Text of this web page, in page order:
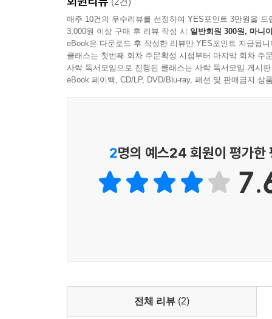
반도를 휩쓸던 시기였다. 조선공산당 본부에서 공
우리는 박헌영의 입장에서 생각해볼 필요가 있다.
의 가장 민감한 정보기관인 민간통신검열단의 서
지사 전속 통역관이자 경기도 공보과 고문으로
년 전의 친구이자 동지의 재회였으나, 객관적으
직위?입장 간의 간극이 현저하게 컸다. 박헌영은
[현앨리스 남매의] 한국 귀환과 추방 과정은 이들
독립운동과 혁명운동의 길을 따라 옛 친구, 동지
동으로 단정하고 이들을 해임한 뒤 추방했다. 이
명가로서 ‘조선’ 정체성은 부정당했고, 스파이로
『독도 1947』로 제36회 월봉저작상을 수상한 바
신간 『현앨리스와 그의 시대』를 펴냈다.
‘마타하리’와는 거리가 먼 인물이었으며 그 삶을
부각되는 여인이다. 정 교수는 처음엔 막연히 현
박헌형, 맨 오른쪽은 현앨리스의 동생 현피터다.
아니며, 2열 맨 오른쪽의 비스듬한 포즈로 앉아
학생들이 모여 찍은 것으로 확인된 이 사진은
서로 달랐다. 이후 25년여 동안 만나지 못하
입국시켜주고, 이들에게 외무성, 조선중앙통신
비운을 맞이하게 된 것이다.
매주 10건의 우수리뷰를 선정하여 YES포인트 3만원을 드
3,000원 이상 구매 후 리뷰 작성 시 일반회원 300원, 마니
eBook은 다운로드 후 작성한 리뷰만 YES포인트 지급됩니
클래스는 첫번째 회차 주문확정 시점부터 마지막 회차 주
사락 독서모임으로 진행된 클래스는 사락 독서모임 게시
eBook 페이백, CD/LP, DVD/Blu-ray, 패션 및 판매금지 상
2명의 예스24 회원이 평가한
전체 리뷰 (2)